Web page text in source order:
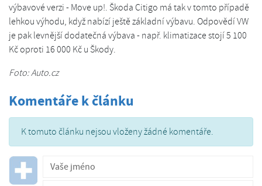
výbavové verzi - Move up!. Škoda Citigo má tak v tomto případě
lehkou výhodu, když nabízí ještě základní výbavu. Odpovědí VW
je pak levnější dodatečná výbava - např. klimatizace stojí 5 100
Kč oproti 16 000 Kč u Škody.
Foto: Auto.cz
Komentáře k článku
K tomuto článku nejsou vloženy žádné komentáře.